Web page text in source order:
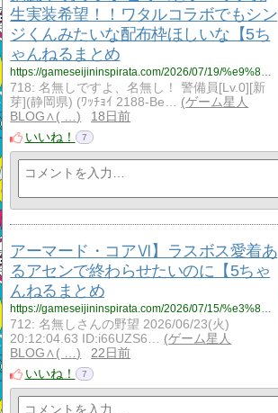
生実装希望！！ワタルコラボでもシン
ジくんみたいな配布枠ほしいな【5ち
ゃんねるまとめ
718: 名無しですよ、名無し！ 警備員[Lv.0][新
芽](静岡県) (ﾜｯﾁｮｲ 2188-Be…
ゲーム星人
BLOG∧( …
18日前
いいね！
7
アーマード・コアⅥ】ラスボス愛着あ
るアセンで終わらせたいのに【5ちゃ
んねるまとめ
712: 名無しさんの野望 2026/06/23(火)
20:12:04.63 ID:i66UZS6…
ゲーム星人
BLOG∧( …
22日前
いいね！
7